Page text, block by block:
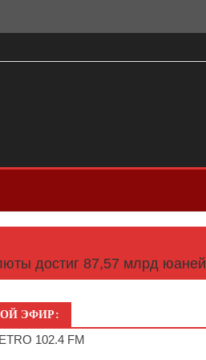
достиг 87,57 млрд юаней
ЭФИР:
102.4 FM